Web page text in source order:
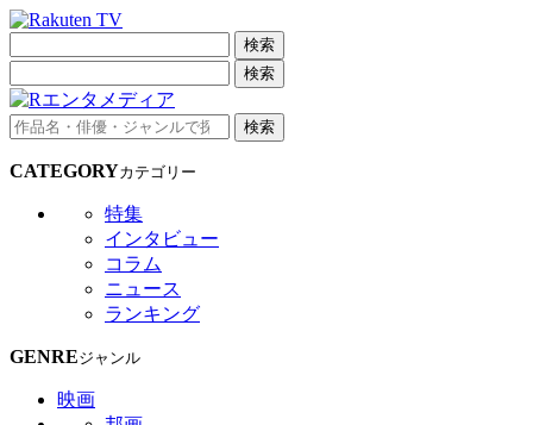
検索
検索
検索
CATEGORYカテゴリー
特集
インタビュー
コラム
ニュース
ランキング
GENREジャンル
映画